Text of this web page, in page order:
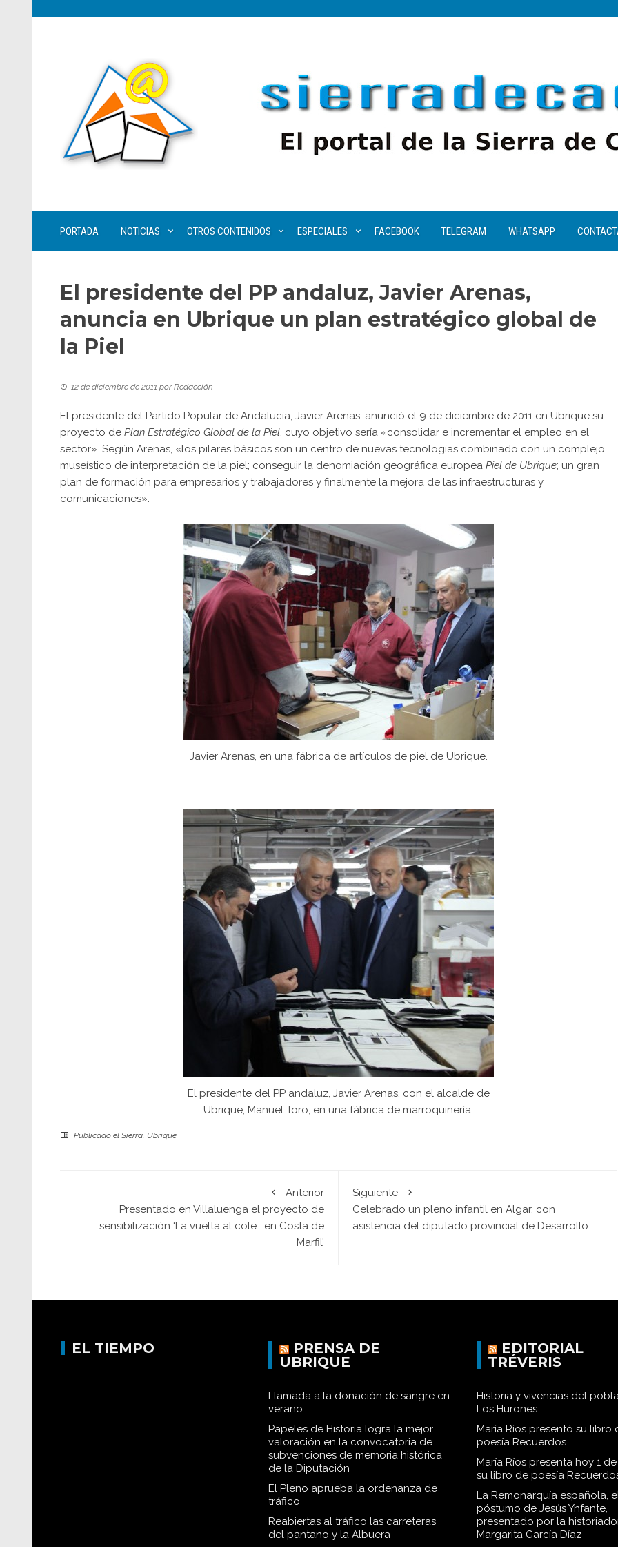
PORTADA NOTICIAS OTROS CONTENIDOS ESPECIALES FACEBOOK TELEGRAM WHATSAPP
El presidente del PP andaluz, Javier Arenas,
anuncia en Ubrique un plan estratégico global de
la Piel
12 de diciembre de 2011 porRedacción
El presidente del Partido Popular de Andalucía, Javier Arenas, anunció el 9 de diciembre de 2011 en Ubrique su
proyecto de Plan Estratégico Global de la Piel, cuyo objetivo sería «consolidar e incrementar el empleo en el
sector». Según Arenas, «los pilares básicos son un centro de nuevas tecnologías combinado con un complejo
museístico de interpretación de la piel; conseguir la denomiación geográfica europea Piel de Ubrique; un gran
plan de formación para empresarios y trabajadores y finalmente la mejora de las infraestructuras y
comunicaciones».
Javier Arenas, en una fábrica de artículos de piel de Ubrique.
El presidente del PP andaluz, Javier Arenas, con el alcalde de
Ubrique, Manuel Toro, en una fábrica de marroquinería.
Publicado el Sierra, Ubrique
Anterior
Presentado en Villaluenga el proyecto de
sensibilización ‘La vuelta al cole… en Costa de
Marfil’
Siguiente
Celebrado un pleno infantil en Algar, con
asistencia del diputado provincial de Desarrollo
EL TIEMPO
PRENSA DE
UBRIQUE
Llamada a la donación de sangre en
verano
Papeles de Historia logra la mejor
valoración en la convocatoria de
subvenciones de memoria histórica
de la Diputación
El Pleno aprueba la ordenanza de
tráfico
Reabiertas al tráfico las carreteras
del pantano y la Albuera
EDITORIAL
TRÉVERIS
Historia y vivencias del
Los Hurones
María Ríos presentó su libro
poesía Recuerdos
María Ríos presenta hoy 1
su libro de poesía
La Remonarquía española,
póstumo de Jesús Ynfante,
presentado por la
Margarita García Díaz